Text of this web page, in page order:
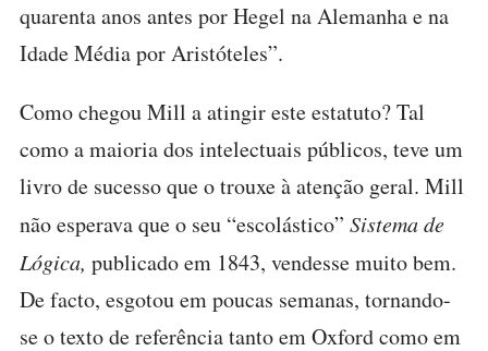
quarenta anos antes por Hegel na Alemanha e na
Idade Média por Aristóteles”.
Como chegou Mill a atingir este estatuto? Tal
como a maioria dos intelectuais públicos, teve um
livro de sucesso que o trouxe à atenção geral. Mill
não esperava que o seu “escolástico” Sistema de
Lógica, publicado em 1843, vendesse muito bem.
De facto, esgotou em poucas semanas, tornando-
se o texto de referência tanto em Oxford como em